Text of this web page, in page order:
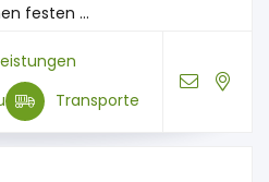
festen ...
Transporte